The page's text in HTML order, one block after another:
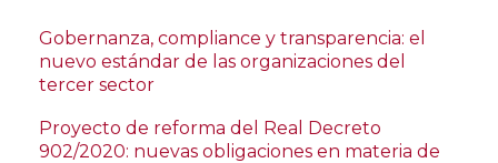
Gobernanza, compliance y transparencia: el
nuevo estándar de las organizaciones del
tercer sector
Proyecto de reforma del Real Decreto
902/2020: nuevas obligaciones en materia de